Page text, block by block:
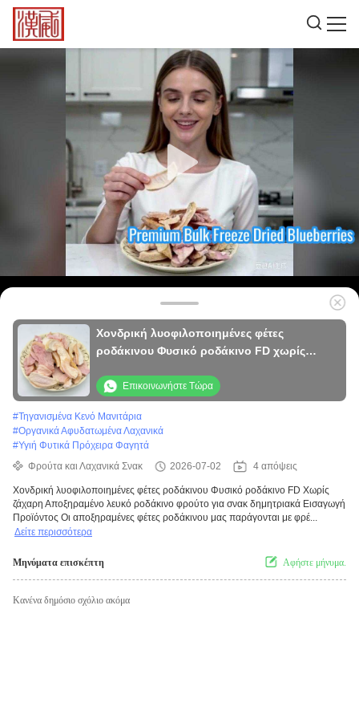
Χονδρική λυοφιλοποιημένες φέτες
ροδάκινου Φυσικό ροδάκινο FD χωρίς
φρούτο για σνακ δημητριακά
Επικοινωνήστε Τώρα
#Τηγανισμένα Κενό Μανιτάρια
#Οργανικά Αφυδατωμένα Λαχανικά
#Υγιή Φυτικά Πρόχειρα Φαγητά
Φρούτα και Λαχανικά Σνακ
2026-07-02 4 απόψεις
Χονδρική λυοφιλοποιημένες φέτες ροδάκινου Φυσικό ροδάκινο FD Χωρίς
ζάχαρη Αποξηραμένο λευκό ροδάκινο φρούτο για σνακ δημητριακά Εισαγωγή
Προϊόντος Οι αποξηραμένες φέτες ροδάκινου μας παράγονται με φρέ...
Δείτε περισσότερα
Μηνύματα επισκέπτη Αφήστε μήνυμα.
Κανένα δημόσιο σχόλιο ακόμα